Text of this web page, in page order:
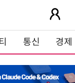
통신 경제